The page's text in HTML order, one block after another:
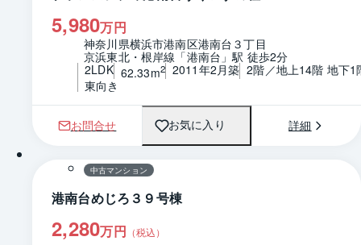
5,980万円
神奈川県横浜市港南区港南台３丁目
京浜東北・根岸線「港南台」駅 徒歩2分
2LDK 62.33m2 2011年2月築 2階／地上14階 地下1
東向き
お問合せ お気に入り 詳細
1 / 0 間取り
中古マンション
港南台めじろ３９号棟
2,280万円 （税込）